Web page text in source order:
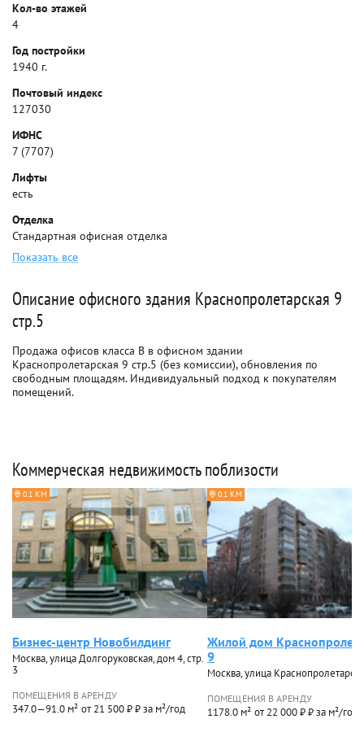
Кол-во этажей
4
Год постройки
1940 г.
Почтовый индекс
127030
ИФНС
7 (7707)
Лифты
есть
Отделка
Стандартная офисная отделка
Показать все
Описание офисного здания Краснопролетарская 9
стр.5
Продажа офисов класса B в офисном здании
Краснопролетарская 9 стр.5 (без комиссии), обновления по
свободным площадям. Индивидуальный подход к покупателям
помещений.
Коммерческая недвижимость поблизости
0.1 КМ
Бизнес-центр Новобилдинг
Москва, улица Долгоруковская, дом 4, стр.
3
ПОМЕЩЕНИЯ В АРЕНДУ
347.0—91.0 м² от 21 500 ₽ ₽ за м²/год
0.1 КМ
Жилой дом
9
Москва, улица
ПОМЕЩЕНИЯ В АРЕНДУ
1178.0 м² от 22 000 ₽ ₽ за м²/год